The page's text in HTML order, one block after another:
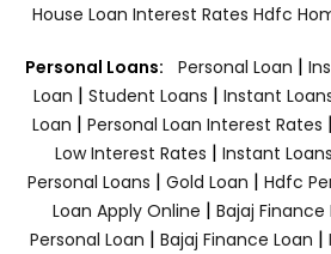
House Loan Interest Rates Hdfc
Personal Loans: Personal Loan |
Loan | Student Loans | Instant
Loan | Personal Loan Interest Rates |
Low Interest Rates | Instant
Personal Loans | Gold Loan | Hdfc
Loan Apply Online | Bajaj Finance
Personal Loan | Bajaj Finance Loan |